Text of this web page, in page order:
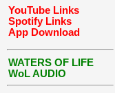
YouTube Links
Spotify Links
App Download
WATERS OF LIFE
WoL AUDIO